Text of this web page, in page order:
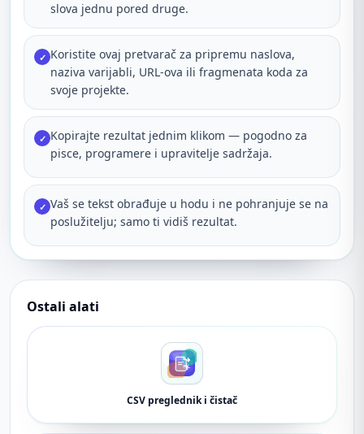
slova jednu pored druge.
✓ Koristite ovaj pretvarač za pripremu naslova,
naziva varijabli, URL-ova ili fragmenata koda za
svoje projekte.
✓ Kopirajte rezultat jednim klikom — pogodno za
pisce, programere i upravitelje sadržaja.
✓ Vaš se tekst obrađuje u hodu i ne pohranjuje se na
poslužitelju; samo ti vidiš rezultat.
Ostali alati
CSV preglednik i čistač